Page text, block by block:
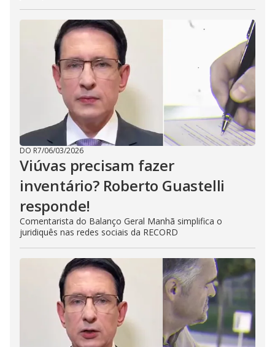
DO R7/06/03/2026
Viúvas precisam fazer
inventário? Roberto Guastelli
responde!
Comentarista do Balanço Geral Manhã simplifica o
juridiquês nas redes sociais da RECORD